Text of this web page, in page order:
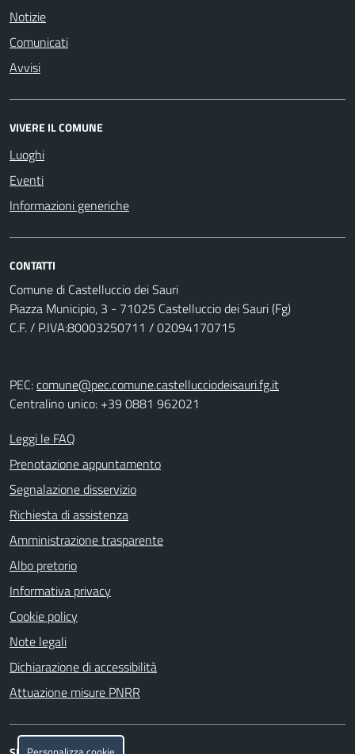
Notizie
Comunicati
Avvisi
VIVERE IL COMUNE
Luoghi
Eventi
Informazioni generiche
CONTATTI
Comune di Castelluccio dei Sauri
Piazza Municipio, 3 - 71025 Castelluccio dei Sauri (Fg)
C.F. / P.IVA:80003250711 / 02094170715
PEC:comune@pec.comune.castellucciodeisauri.fg.it
Centralino unico: +39 0881 962021
Leggi le FAQ
Prenotazione appuntamento
Segnalazione disservizio
Richiesta di assistenza
Amministrazione trasparente
Albo pretorio
Informativa privacy
Cookie policy
Note legali
Dichiarazione di accessibilità
Attuazione misure PNRR